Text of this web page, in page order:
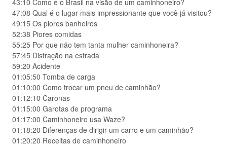
43:10 Como é o Brasil na visão de um caminhoneiro?
47:08 Qual é o lugar mais impressionante que você já visitou?
49:15 Os piores banheiros
52:38 Piores comidas
55:25 Por que não tem tanta mulher caminhoneira?
57:45 Distração na estrada
59:20 Acidente
01:05:50 Tomba de carga
01:10:00 Como trocar um pneu de caminhão?
01:12:10 Caronas
01:15:00 Garotas de programa
01:17:00 Caminhoneiro usa Waze?
01:18:20 Diferenças de dirigir um carro e um caminhão?
01:20:20 Receitas de caminhoneiro